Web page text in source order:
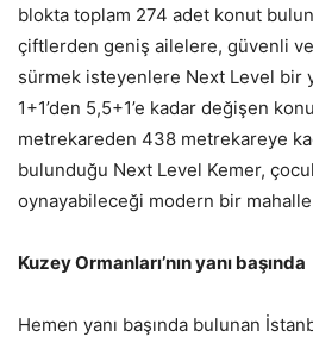
blokta toplam 274 adet konut
çiftlerden geniş ailelere, güvenli
sürmek isteyenlere Next Level bir
1+1’den 5,5+1’e kadar değişen
metrekareden 438 metrekareye
bulunduğu Next Level Kemer,
oynayabileceği modern bir
Kuzey Ormanları’nın yanı başında
Hemen yanı başında bulunan